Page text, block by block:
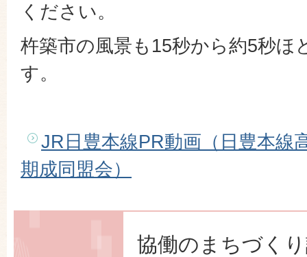
ください。
杵築市の風景も15秒から約5秒ほ
す。
JR日豊本線PR動画（日豊本線
期成同盟会）
協働のまちづく